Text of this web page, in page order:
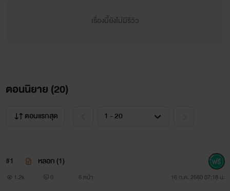
พอถูกชิงบอกเลิกก่อนเช่นนี้จะไม่ให้ตกใจจนพูดไม่ออกได้
“พูดอะไร!”
“พี่มีคนอื่นใช่ไหม”
ทำไมเขาจึงเอ่ยคำปฏิเสธได้ชัดเจนหนักแน่นขนาดนั้นทั้งที่
เรื่องนี้ยังไม่มีรีวิว
ตอนนิยาย (20)
ตอนแรกสุด
#1 หลอก (1)
1.2k 0 6 หน้า 16 ก.ค. 2560 07:18 น.